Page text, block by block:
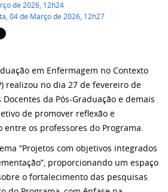
de 2026, 12h24
04 de Março de 2026, 12h27
em Enfermagem no Contexto
realizou no dia 27 de fevereiro de
da Pós-Graduação e demais
de promover reflexão e
os professores do Programa.
“Projetos com objetivos integrados
proporcionando um espaço
o fortalecimento das pesquisas